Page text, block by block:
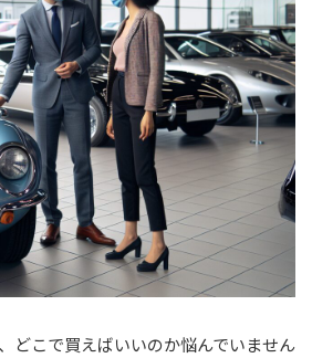
どこで買えばいいのか悩んでいません